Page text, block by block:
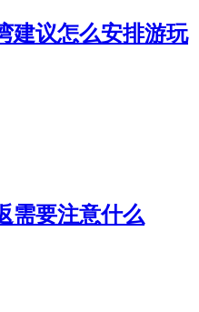
建议怎么安排游玩
需要注意什么